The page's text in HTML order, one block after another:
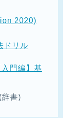
2020)
ドリル
門編】基
(辞書)